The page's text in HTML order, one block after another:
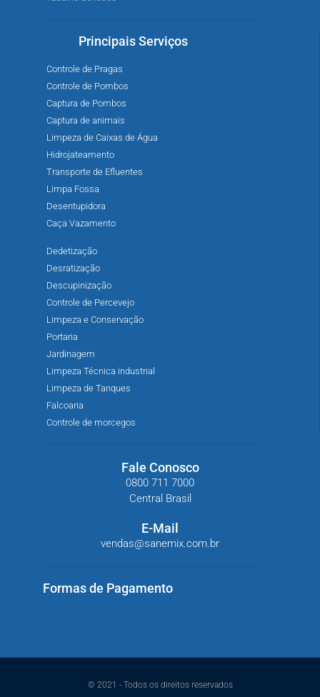
Principais Serviços
Controle de Pragas
Controle de Pombos
Captura de Pombos
Captura de animais
Limpeza de Caixas de Água
Hidrojateamento
Transporte de Efluentes
Limpa Fossa
Desentupidora
Caça Vazamento
Dedetização
Desratização
Descupinização
Controle de Percevejo
Limpeza e Conservação
Portaria
Jardinagem
Limpeza Técnica industrial
Limpeza de Tanques
Falcoaria
Controle de morcegos
Fale Conosco
0800 711 7000
Central Brasil
E-Mail
vendas@sanemix.com.br
Formas de Pagamento
© 2021 - Todos os direitos reservados